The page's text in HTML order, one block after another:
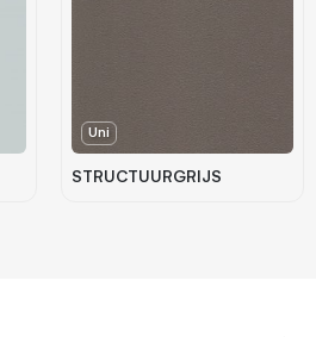
Uni
STRUCTUURGRIJS